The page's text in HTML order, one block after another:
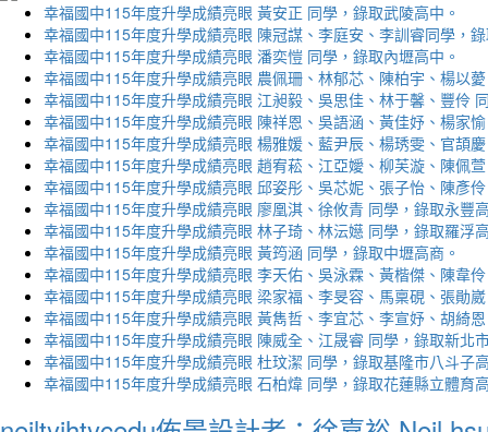
幸福國中115年度升學成績亮眼 黃安正 同學，錄取武陵高中。
幸福國中115年度升學成績亮眼 陳冠謀、李庭安、李訓睿同學，
幸福國中115年度升學成績亮眼 潘奕愷 同學，錄取內壢高中。
幸福國中115年度升學成績亮眼 農佩珊、林郁芯、陳柏宇、楊以
幸福國中115年度升學成績亮眼 江昶毅、吳思佳、林于馨、豐伶
幸福國中115年度升學成績亮眼 陳祥恩、吳語涵、黃佳妤、楊家
幸福國中115年度升學成績亮眼 楊雅媛、藍尹辰、楊琇雯、官頡
幸福國中115年度升學成績亮眼 趙宥菘、江亞嬡、柳芙漩、陳佩
幸福國中115年度升學成績亮眼 邱姿彤、吳芯妮、張子怡、陳彥
幸福國中115年度升學成績亮眼 廖凰淇、徐攸青 同學，錄取永豐
幸福國中115年度升學成績亮眼 林子琦、林沄嬨 同學，錄取羅浮
幸福國中115年度升學成績亮眼 黃筠涵 同學，錄取中壢高商。
幸福國中115年度升學成績亮眼 李天佑、吳泳霖、黃楷傑、陳韋
幸福國中115年度升學成績亮眼 梁家福、李旻容、馬稟硯、張勛
幸福國中115年度升學成績亮眼 黃雋哲、李宜芯、李宣妤、胡綺
幸福國中115年度升學成績亮眼 陳威全、江晟睿 同學，錄取新北
幸福國中115年度升學成績亮眼 杜玟潔 同學，錄取基隆市八斗子
幸福國中115年度升學成績亮眼 石柏煒 同學，錄取花蓮縣立體育